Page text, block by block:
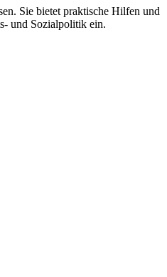
Sie bietet praktische Hilfen und
und Sozialpolitik ein.